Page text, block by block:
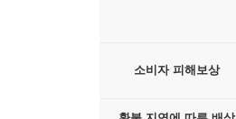
소비자 피해보상